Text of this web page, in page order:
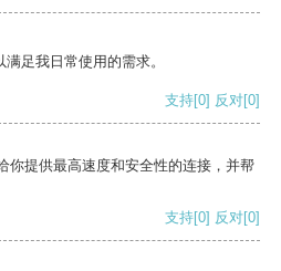
足我日常使用的需求。
支持[0] 反对[0]
你提供最高速度和安全性的连接，并帮
支持[0] 反对[0]